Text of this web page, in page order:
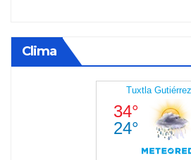
Clima